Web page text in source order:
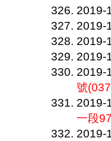
2019-
2019-
2019-
2019-
2019-
號
2019-
一段
2019-